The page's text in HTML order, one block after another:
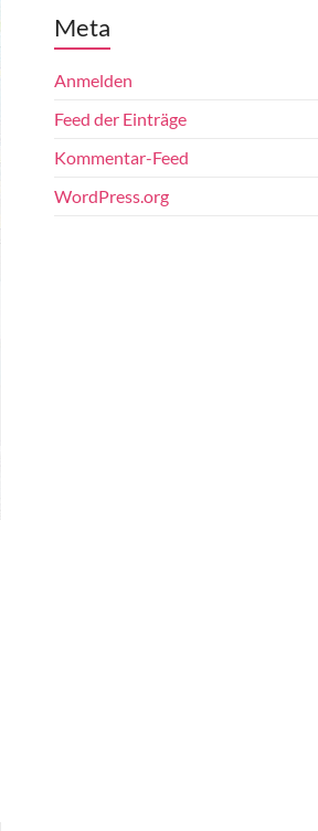
Meta
Anmelden
Feed der Einträge
Kommentar-Feed
WordPress.org